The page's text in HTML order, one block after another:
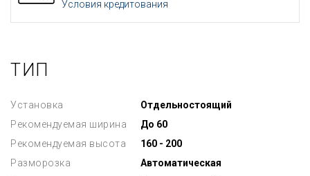
Условия кредитования
ТИП
Установка
Отдельностоящий
Рекомендуемая ширина
До 60
Рекомендуемая высота
160 - 200
Разморозка
Автоматическая